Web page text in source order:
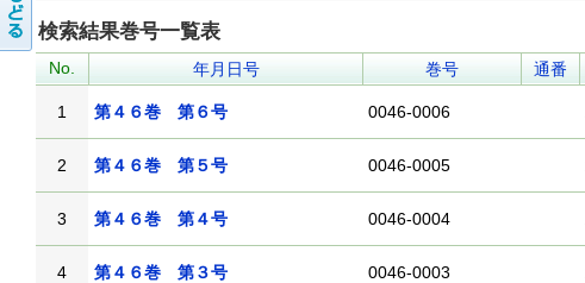
検索結果巻号一覧表
No.
年月日号 巻号 通番
1 第４６巻 第６号 0046-0006
2 第４６巻 第５号 0046-0005
3 第４６巻 第４号 0046-0004
4 第４６巻 第３号 0046-0003